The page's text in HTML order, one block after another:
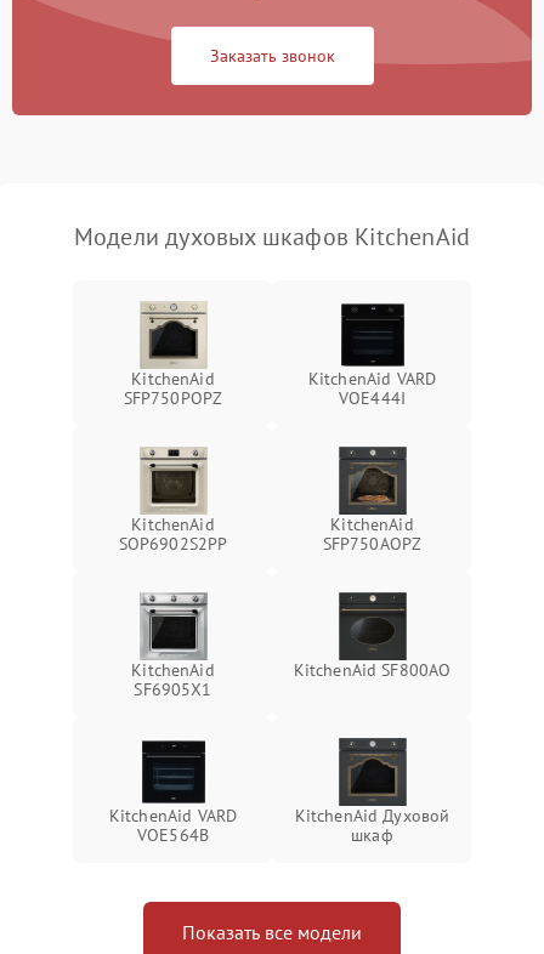
Заказать звонок
Модели духовых шкафов KitchenAid
KitchenAid
SFP750POPZ
KitchenAid VARD
VOE444I
KitchenAid
SOP6902S2PP
KitchenAid
SFP750AOPZ
KitchenAid
SF6905X1
KitchenAid SF800AO
KitchenAid VARD
VOE564B
KitchenAid Духовой
шкаф
Показать все модели